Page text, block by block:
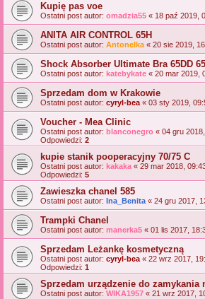
Kupię pas voe
Ostatni post autor: omadzia55 « 18 paź 2019,
ANITA AIR CONTROL 65H
Ostatni post autor: Antonelka « 20 sie 2019,
Shock Absorber Ultimate Bra 65DD
Ostatni post autor: katebykate « 20 mar 2019,
Sprzedam dom w Krakowie
Ostatni post autor: cyryl-bea « 03 sty 2019,
Voucher - Mea Clinic
Ostatni post autor: blanconegro « 04 gru
Odpowiedzi: 2
kupie stanik pooperacyjny 70/75 C
Ostatni post autor: kakaka « 29 mar 2018,
Odpowiedzi: 5
Zawieszka chanel 585
Ostatni post autor: Ina_Benita « 24 gru 2017,
Trampki Chanel
Ostatni post autor: manerka5 « 01 lis 2017,
Sprzedam Leżankę kosmetyczną
Ostatni post autor: cyryl-bea « 22 wrz 2017,
Odpowiedzi: 1
Sprzedam urządzenie do zamykania
Ostatni post autor: WIKA1957 « 21 wrz 2017,